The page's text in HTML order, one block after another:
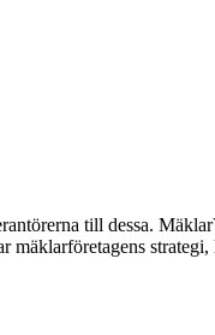
till dessa.